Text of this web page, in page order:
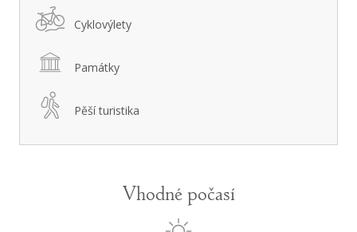
Cyklovýlety
Památky
Pěší turistika
Vhodné počasí